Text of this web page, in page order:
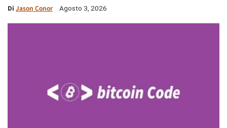
Di Jason Conor Agosto 3, 2026